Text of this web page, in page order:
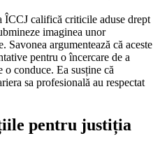
ÎCCJ califică criticile aduse drept
imaginea unor
argumentează că aceste
pentru o încercare de a
conduce. Ea susține că
sa profesională au respectat
pentru justiția